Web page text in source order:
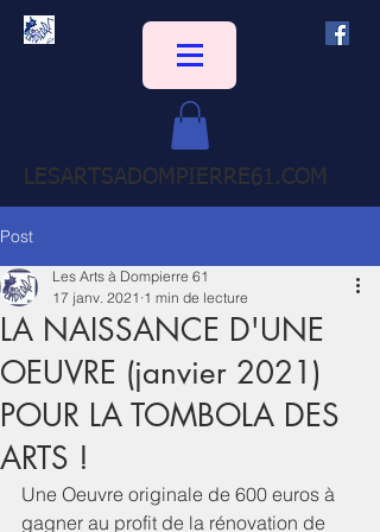
LESARTSADOMPIERRE61.COM
Post
LA NAISSANCE D'UNE
OEUVRE (janvier 2021)
POUR LA TOMBOLA DES
ARTS !
Les Arts à Dompierre 61
17 janv. 2021 1 min de lecture
Une Oeuvre originale de 600 euros à
gagner au profit de la rénovation de